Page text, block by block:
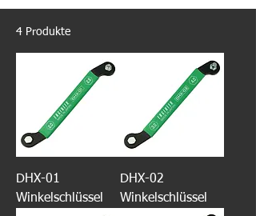
4 Produkte
DHX-01
Winkelschlüssel
DHX-02
Winkelschlüssel